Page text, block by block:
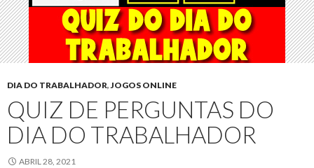
DIA DO TRABALHADOR,JOGOS ONLINE
QUIZ DE PERGUNTAS DO
DIA DO TRABALHADOR
ABRIL 28, 2021